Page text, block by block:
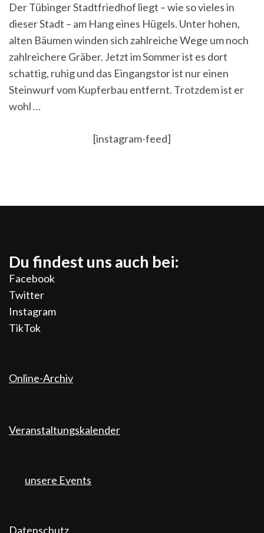
Geschichte
–
Was
der
Stadtfriedhof
über
Tübingen
verrät
Der Tübinger Stadtfriedhof liegt – wie so vieles in
dieser Stadt – am Hang eines Hügels. Unter hohen,
alten Bäumen winden sich zahlreiche Wege um noch
zahlreichere Gräber. Jetzt im Sommer ist es dort
schattig, ruhig und das Eingangstor ist nur einen
Steinwurf vom Kupferbau entfernt. Trotzdem ist er
wohl …
[instagram-feed]
Du findest uns auch bei:
Facebook
Twitter
Instagram
TikTok
Online-Archiv
Veranstaltungskalender
unsere Events
Datenschutz